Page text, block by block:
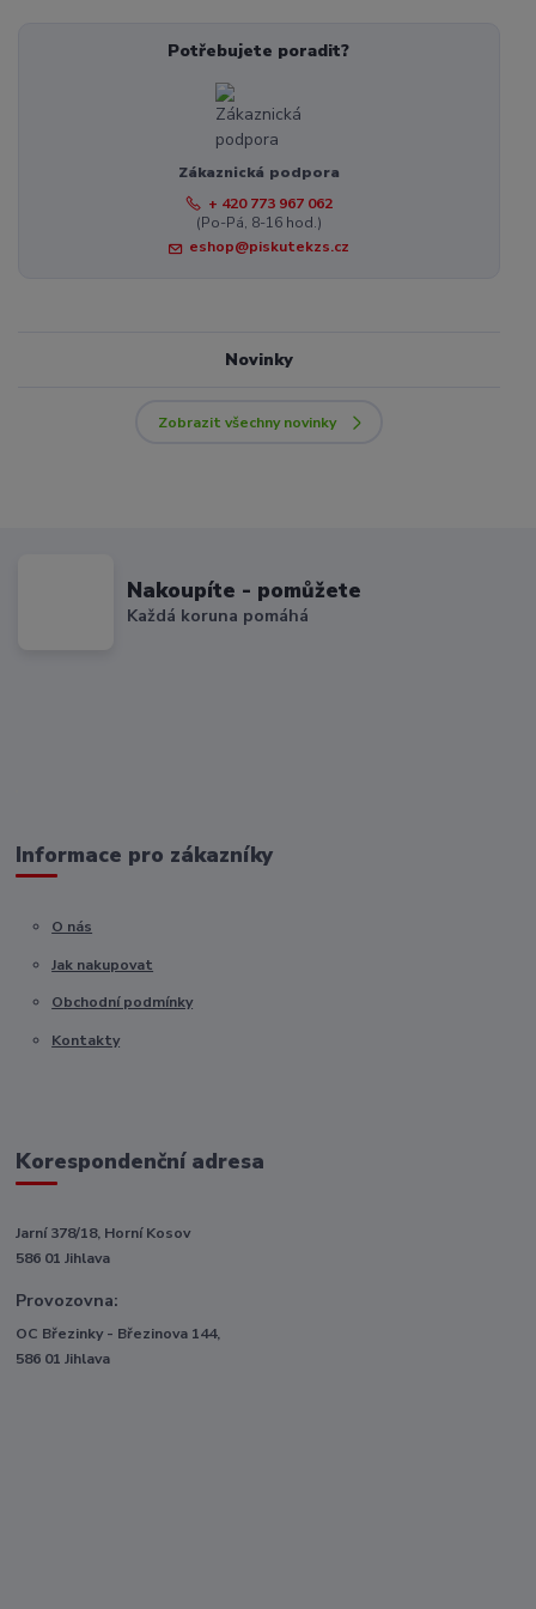
Potřebujete poradit?
Zákaznická podpora
+ 420 773 967 062
(Po-Pá, 8-16 hod.)
eshop@piskutekzs.cz
Novinky
Zobrazit všechny novinky
Nakoupíte - pomůžete
Každá koruna pomáhá
Informace pro zákazníky
O nás
Jak nakupovat
Obchodní podmínky
Kontakty
Korespondenční adresa
Jarní 378/18, Horní Kosov
586 01 Jihlava
Provozovna:
OC Březinky - Březinova 144,
586 01 Jihlava